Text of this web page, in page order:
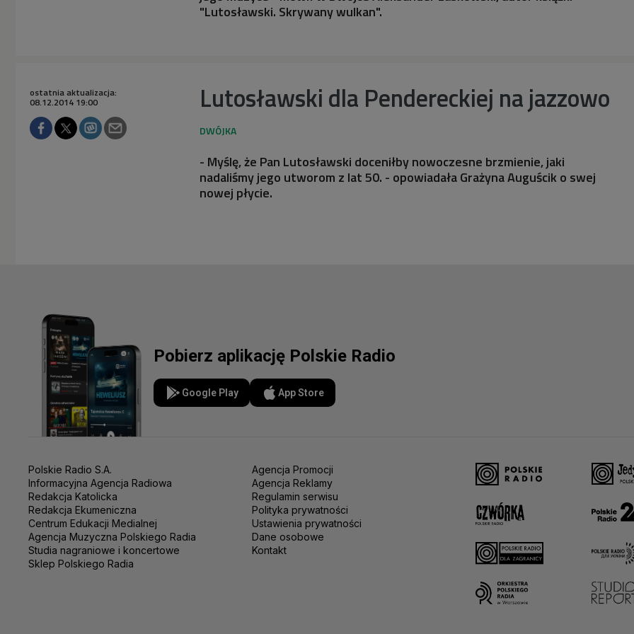
"Lutosławski. Skrywany wulkan".
Lutosławski dla Pendereckiej na jazzowo
ostatnia aktualizacja:
08.12.2014 19:00
- Myślę, że Pan Lutosławski doceniłby nowoczesne brzmienie, jaki
nadaliśmy jego utworom z lat 50. - opowiadała Grażyna Auguścik o swej
nowej płycie.
Pobierz aplikację Polskie Radio
Google Play App Store
Polskie Radio S.A.
Informacyjna Agencja Radiowa
Redakcja Katolicka
Redakcja Ekumeniczna
Centrum Edukacji Medialnej
Agencja Muzyczna Polskiego Radia
Studia nagraniowe i koncertowe
Sklep Polskiego Radia
Agencja Promocji
Agencja Reklamy
Regulamin serwisu
Polityka prywatności
Ustawienia prywatności
Dane osobowe
Kontakt